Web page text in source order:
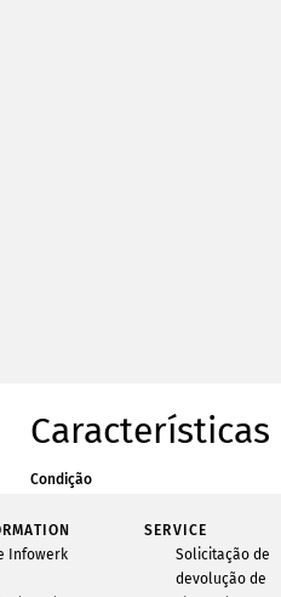
Condição
Quantidade
Infowerk
SERVICE
Solicitação de
devolução de